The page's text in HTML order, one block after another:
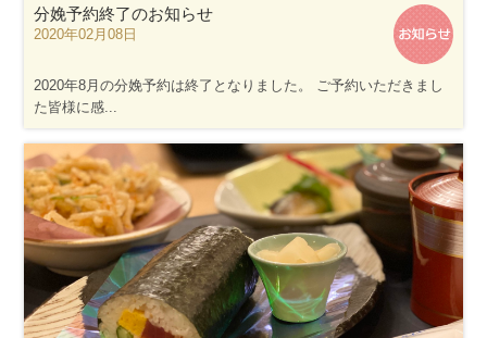
分娩予約終了のお知らせ
2020年02月08日
2020年8月の分娩予約は終了となりました。 ご予約いただきまし
た皆様に感...